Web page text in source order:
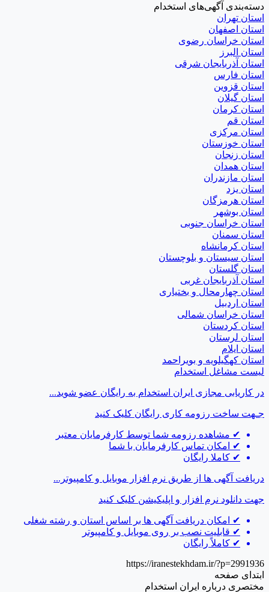
دسته‌بندی آگهی‌های استخدام
استان تهران
استان اصفهان
استان خراسان رضوی
استان البرز
استان آذربایجان شرقی
استان فارس
استان قزوین
استان گیلان
استان کرمان
استان قم
استان مرکزی
استان خوزستان
استان زنجان
استان همدان
استان مازندران
استان یزد
استان هرمزگان
استان بوشهر
استان خراسان جنوبی
استان سمنان
استان کرمانشاه
استان سیستان و بلوچستان
استان گلستان
استان آذربایجان غربی
استان چهارمحال و بختیاری
استان اردبیل
استان خراسان شمالی
استان کردستان
استان لرستان
استان ایلام
استان کهگیلویه و بویراحمد
لیست مشاغل استخدام
در کاریابی مجازی ایران استخدام به رایگان عضو شوید...
جـهت ساخت رزومه کاری رایگان کلیک کنید
✔ مشاهده رزومه شما توسط کارفرمایان معتبر
✔
امکان تماس کارفرمایان با شما
✔ کاملا رایگان
دریافت آگهی ها از طریق نرم افزار موبایل و کامپیوتر...
جهت دانلود نرم افزار و اپلیکیشن کلیک کنید
✔
امکان دریافت آگهی ها بر اساس استان و رشته شغلی
✔ قابلیت نصب بر روی موبایل و کامپیوتر
✔ کاملاً رایگان
https://iranestekhdam.ir/?p=2991936
ابتدای صفحه
مختصری درباره ایران استخدام